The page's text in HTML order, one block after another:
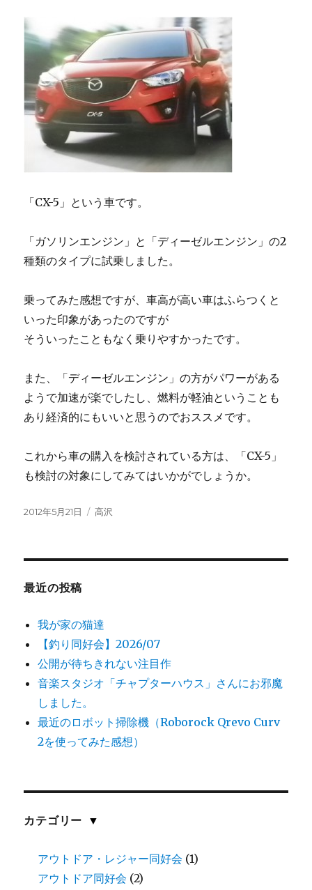
「CX-5」という車です。
「ガソリンエンジン」と「ディーゼルエンジン」の2
種類のタイプに試乗しました。
乗ってみた感想ですが、車高が高い車はふらつくと
いった印象があったのですが
そういったこともなく乗りやすかったです。
また、「ディーゼルエンジン」の方がパワーがある
ようで加速が楽でしたし、燃料が軽油ということも
あり経済的にもいいと思うのでおススメです。
これから車の購入を検討されている方は、「CX-5」
も検討の対象にしてみてはいかがでしょうか。
投
2012年5月21日
カ
高沢
最近の投稿
我が家の猫達
【釣り同好会】2026/07
公開が待ちきれない注目作
音楽スタジオ「チャプターハウス」さんにお邪魔
しました。
最近のロボット掃除機（Roborock Qrevo Curv
2を使ってみた感想）
カテゴリー ▼
アウトドア・レジャー同好会 (1)
アウトドア同好会 (2)